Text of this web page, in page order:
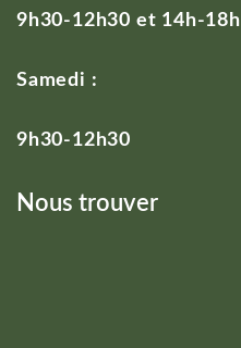
9h30-12h30 et 14h-18h
Samedi :
9h30-12h30
Nous trouver